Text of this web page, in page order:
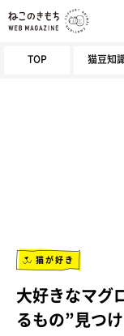
TOP 猫豆知
猫が好き
大好きなマグ
るもの”見つ